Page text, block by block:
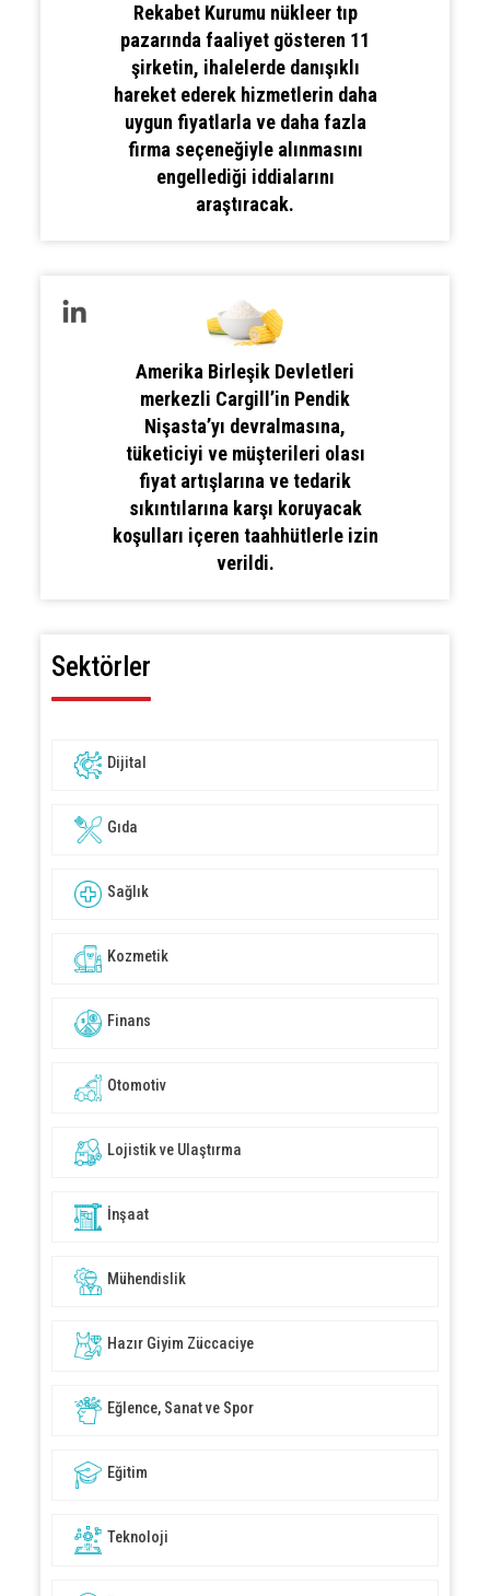
Rekabet Kurumu nükleer tıp
pazarında faaliyet gösteren 11
şirketin, ihalelerde danışıklı
hareket ederek hizmetlerin daha
uygun fiyatlarla ve daha fazla
firma seçeneğiyle alınmasını
engellediği iddialarını
araştıracak.
Amerika Birleşik Devletleri
merkezli Cargill’in Pendik
Nişasta’yı devralmasına,
tüketiciyi ve müşterileri olası
fiyat artışlarına ve tedarik
sıkıntılarına karşı koruyacak
koşulları içeren taahhütlerle izin
verildi.
Sektörler
Dijital
Gıda
Sağlık
Kozmetik
Finans
Otomotiv
Lojistik ve Ulaştırma
İnşaat
Mühendislik
Hazır Giyim Züccaciye
Eğlence, Sanat ve Spor
Eğitim
Teknoloji